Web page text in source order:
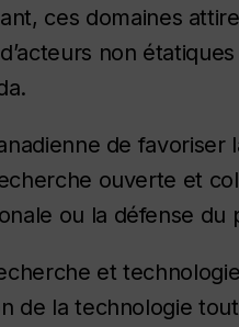
ces domaines
non
de
ouverte et
ou la défense du
et
de la technologie